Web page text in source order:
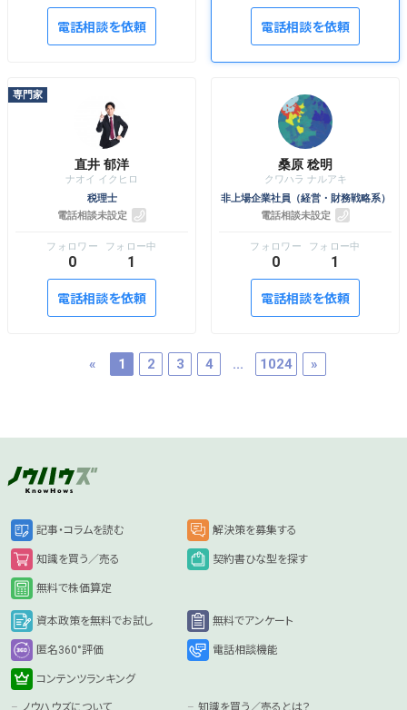
電話相談を依頼 電話相談を依頼
直井 郁洋
税理士
電話相談未設定
0 1
電話相談を依頼
桑原 稔明
非上場企業社員（経営・財務戦略系）
電話相談未設定
0 1
電話相談を依頼
« 1 2 3 4 ... 1024 »
記事・コラムを読む 解決策を募集する
知識を買う／売る 契約書ひな型を探す
無料で株価算定
資本政策を無料でお試し 無料でアンケート
匿名360°評価 電話相談機能
コンテンツランキング
ノウハウズについて 知識を買う／売るとは？